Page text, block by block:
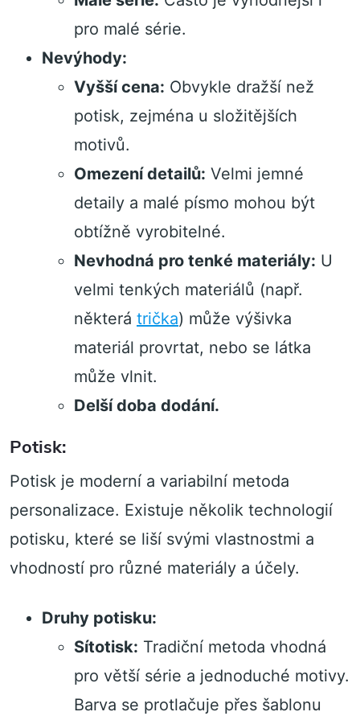
pro malé série.
Nevýhody:
Vyšší cena: Obvykle dražší než
potisk, zejména u složitějších
motivů.
Omezení detailů: Velmi jemné
detaily a malé písmo mohou být
obtížně vyrobitelné.
Nevhodná pro tenké materiály: U
velmi tenkých materiálů (např.
některá trička) může výšivka
materiál provrtat, nebo se látka
může vlnit.
Delší doba dodání.
Potisk:
Potisk je moderní a variabilní metoda
personalizace. Existuje několik technologií
potisku, které se liší svými vlastnostmi a
vhodností pro různé materiály a účely.
Druhy potisku:
Sítotisk: Tradiční metoda vhodná
pro větší série a jednoduché motivy.
Barva se protlačuje přes šablonu